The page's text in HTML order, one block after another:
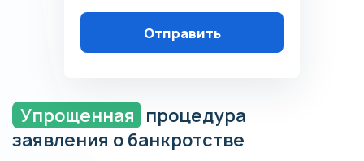
Отправить
с политикой
конфиденциальности
Упрощенная процедура
заявления о банкротстве